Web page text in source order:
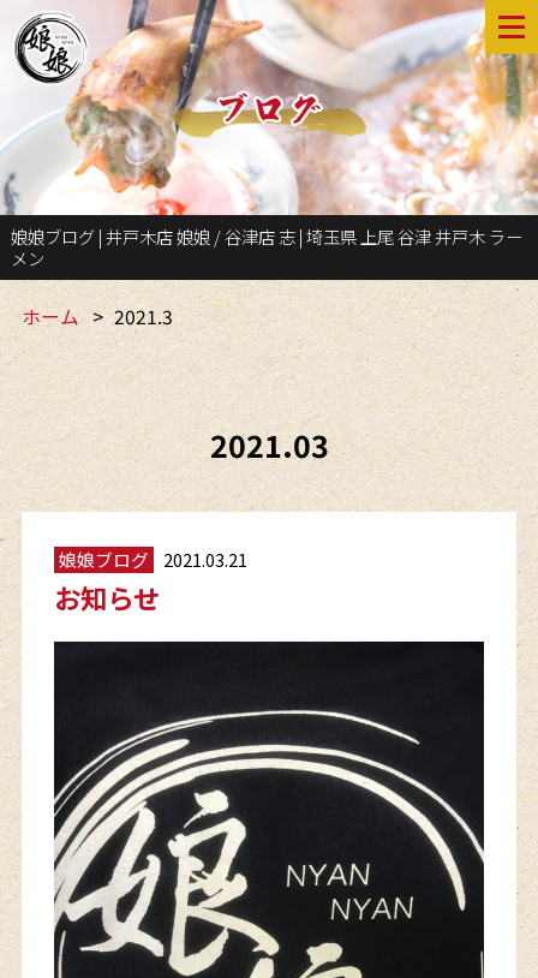
娘娘ブログ | 井戸木店 娘娘 / 谷津店 志 | 埼玉県 上尾 谷津 井戸木 ラー
メン
ホーム 2021.3
2021.03
娘娘ブログ 2021.03.21
お知らせ